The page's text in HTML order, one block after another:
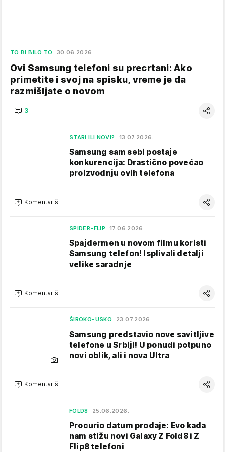
TO BI BILO TO 30.06.2026.
Ovi Samsung telefoni su precrtani: Ako
primetite i svoj na spisku, vreme je da
razmišljate o novom
3
STARI ILI NOVI? 13.07.2026.
Samsung sam sebi postaje
konkurencija: Drastično povećao
proizvodnju ovih telefona
Komentariši
SPIDER-FLIP 17.06.2026.
Spajdermen u novom filmu koristi
Samsung telefon! Isplivali detalji
velike saradnje
Komentariši
ŠIROKO-USKO 23.07.2026.
Samsung predstavio nove savitljive
telefone u Srbiji! U ponudi potpuno
novi oblik, ali i nova Ultra
Komentariši
FOLD8 25.06.2026.
Procurio datum prodaje: Evo kada
nam stižu novi Galaxy Z Fold8 i Z
Flip8 telefoni